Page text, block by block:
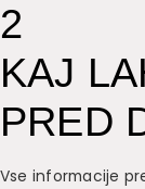
2
KAJ
PRED
Vse informacije